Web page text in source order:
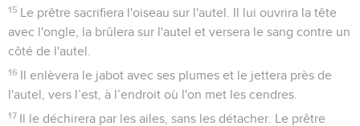
15 Le prêtre sacrifiera l'oiseau sur l'autel. Il lui ouvrira la tête
avec l'ongle, la brûlera sur l'autel et versera le sang contre un
côté de l'autel.
16 Il enlèvera le jabot avec ses plumes et le jettera près de
l'autel, vers l’est, à l’endroit où l'on met les cendres.
17 Il le déchirera par les ailes, sans les détacher. Le prêtre